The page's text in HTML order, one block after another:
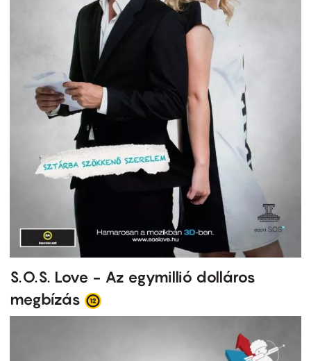
S.O.S. Love - Az egymillió dolláros
megbízás